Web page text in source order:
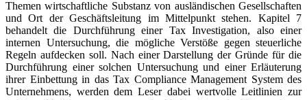
Themen wirtschaftliche Substanz von ausländischen Gesellschaften
und Ort der Geschäftsleitung im Mittelpunkt stehen. Kapitel 7
behandelt die Durchführung einer Tax Investigation, also einer
internen Untersuchung, die mögliche Verstöße gegen steuerliche
Regeln aufdecken soll. Nach einer Darstellung der Gründe für die
Durchführung einer solchen Untersuchung und einer Erläuterung
ihrer Einbettung in das Tax Compliance Management System des
Unternehmens, werden dem Leser dabei wertvolle Leitlinien zur